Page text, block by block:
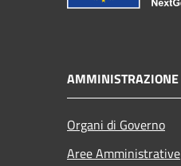
AMMINISTRAZIONE
Organi di Governo
Aree Amministrative